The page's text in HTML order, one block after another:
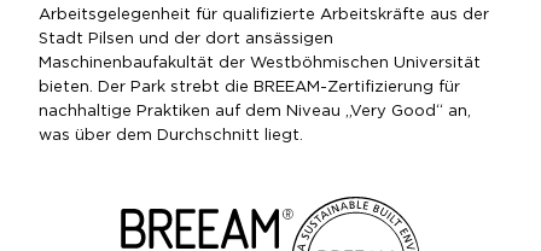
Arbeitsgelegenheit für qualifizierte Arbeitskräfte aus der
Stadt Pilsen und der dort ansässigen
Maschinenbaufakultät der Westböhmischen Universität
bieten. Der Park strebt die BREEAM-Zertifizierung für
nachhaltige Praktiken auf dem Niveau „Very Good“ an,
was über dem Durchschnitt liegt.